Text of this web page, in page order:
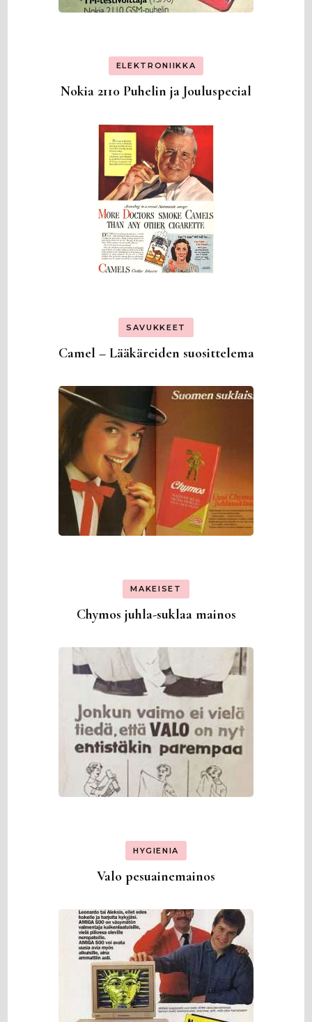
ELEKTRONIIKKA
Nokia 2110 Puhelin ja Jouluspecial
SAVUKKEET
Camel – Lääkäreiden suosittelema
MAKEISET
Chymos juhla-suklaa mainos
HYGIENIA
Valo pesuainemainos